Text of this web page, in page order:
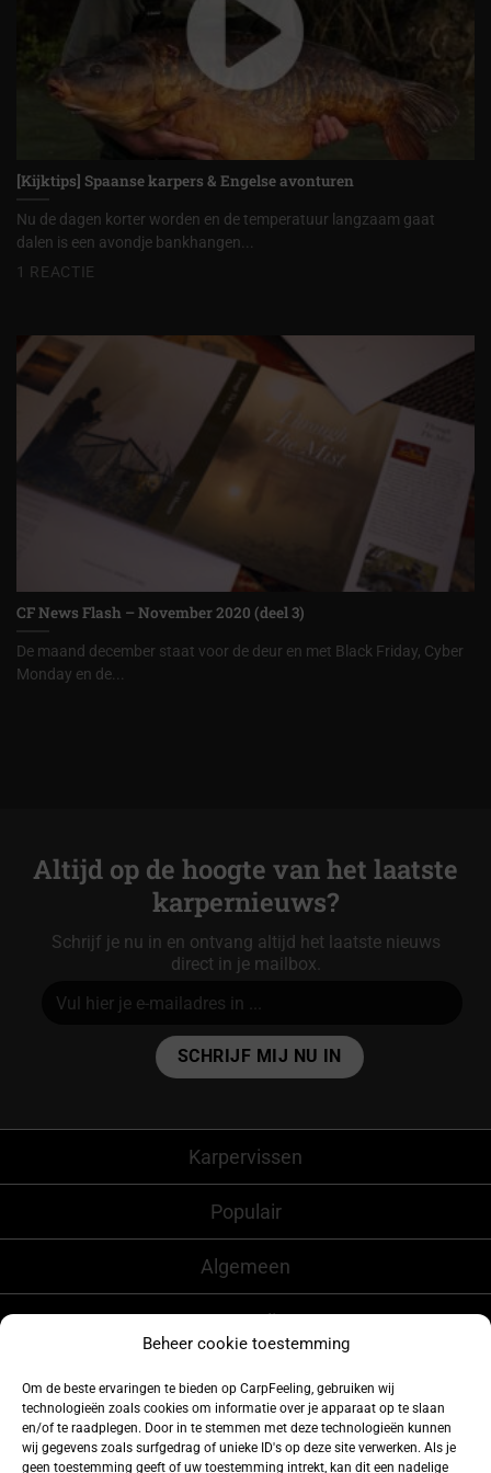
Beheer cookie toestemming
Om de beste ervaringen te bieden op CarpFeeling, gebruiken wij
technologieën zoals cookies om informatie over je apparaat op te slaan
en/of te raadplegen. Door in te stemmen met deze technologieën kunnen
wij gegevens zoals surfgedrag of unieke ID's op deze site verwerken. Als je
geen toestemming geeft of uw toestemming intrekt, kan dit een nadelige
[Kijktips] Spaanse karpers & Engelse avonturen
Nu de dagen korter worden en de temperatuur langzaam gaat
dalen is een avondje bankhangen...
1 REACTIE
CF News Flash – November 2020 (deel 3)
De maand december staat voor de deur en met Black Friday, Cyber
Monday en de...
Altijd op de hoogte van het laatste
karpernieuws?
Schrijf je nu in en ontvang altijd het laatste nieuws
direct in je mailbox.
Karpervissen
Populair
Algemeen
CarpFeeling
Volg ons ook op